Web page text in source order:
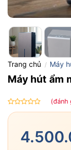
Trang chủ / Máy
Máy hút ẩm
Được
xếp
(đánh